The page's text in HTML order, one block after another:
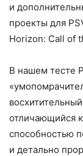
и
проекты для
Horizon: Call of
В нашем тесте
отличающийся
способностью
и детально